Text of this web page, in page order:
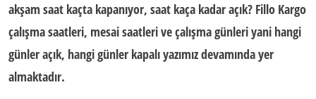
akşam saat kaçta kapanıyor, saat kaça kadar açık? Fillo Kargo
çalışma saatleri, mesai saatlerive çalışma günleri yani hangi
günler açık, hangi günler kapalı yazımız devamında yer
almaktadır.